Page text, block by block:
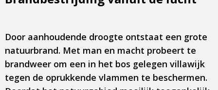
Door aanhoudende droogte ontstaat een grote
natuurbrand. Met man en macht probeert te
brandweer om een in het bos gelegen villawijk
tegen de oprukkende vlammen te beschermen.